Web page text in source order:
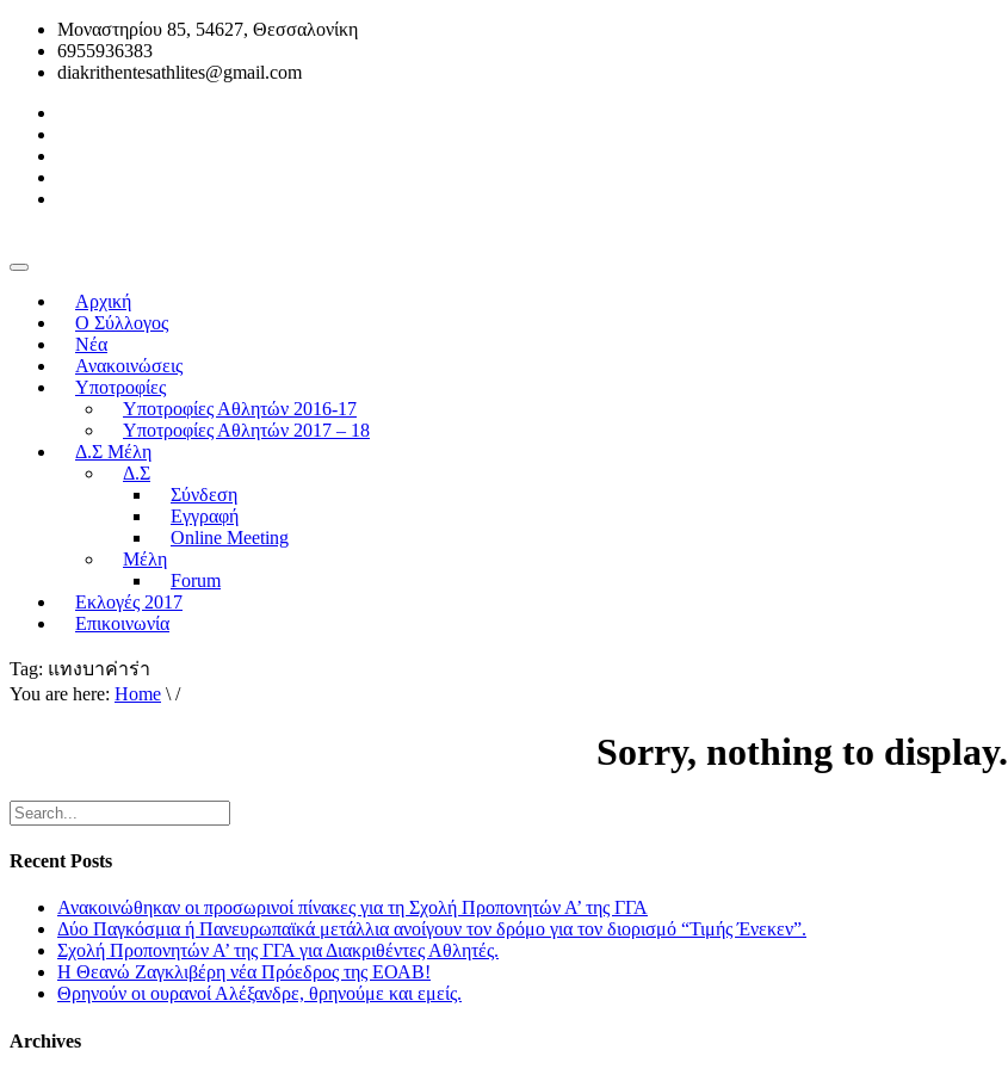
Μοναστηρίου 85, 54627, Θεσσαλονίκη
6955936383
diakrithentesathlites@gmail.com
Αρχική
O Σύλλογος
Νέα
Ανακοινώσεις
Υποτροφίες
Υποτροφίες Αθλητών 2016-17
Υποτροφίες Αθλητών 2017 – 18
Δ.Σ Μέλη
Δ.Σ
Σύνδεση
Εγγραφή
Online Meeting
Μέλη
Forum
Εκλογές 2017
Επικοινωνία
Tag: แทงบาค่าร่า
You are here: Home \ /
Sorry, nothing to display.
Recent Posts
Ανακοινώθηκαν οι προσωρινοί πίνακες για τη Σχολή Προπονητών Α’ της ΓΓΑ
Δύο Παγκόσμια ή Πανευρωπαϊκά μετάλλια ανοίγουν τον δρόμο για τον διορισμό “Τιμής Ένεκεν”.
Σχολή Προπονητών Α’ της ΓΓΑ για Διακριθέντες Αθλητές.
Η Θεανώ Ζαγκλιβέρη νέα Πρόεδρος της ΕΟΑΒ!
Θρηνούν οι ουρανοί Αλέξανδρε, θρηνούμε και εμείς.
Archives